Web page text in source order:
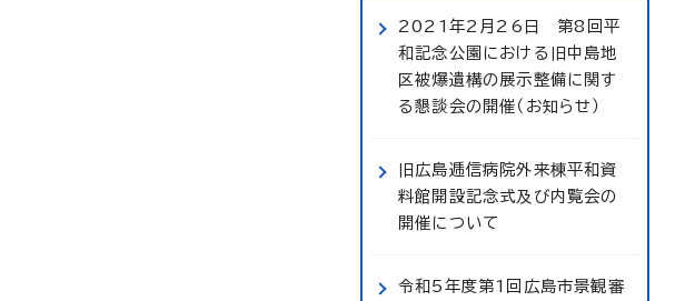
2021年2月26日 第8回平
和記念公園における旧中島地
区被爆遺構の展示整備に関す
る懇談会の開催（お知らせ）
旧広島逓信病院外来棟平和資
料館開設記念式及び内覧会の
開催について
令和5年度第1回広島市景観審